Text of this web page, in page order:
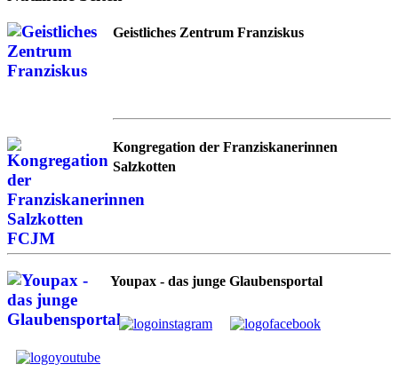
Geistliches Zentrum Franziskus
Kongregation der Franziskanerinnen
Salzkotten
Youpax - das junge Glaubensportal